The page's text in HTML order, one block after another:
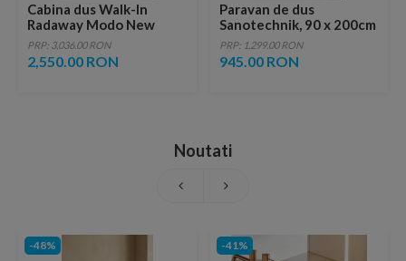
Cabina dus Walk-In
Radaway Modo New
Black II Frame, 75 x H200
cm
PRP: 3,036.00 RON
2,550.00 RON
Paravan de dus
Sanotechnik, 90 x 200cm
PRP: 1,299.00 RON
945.00 RON
Noutati
-48% -41%